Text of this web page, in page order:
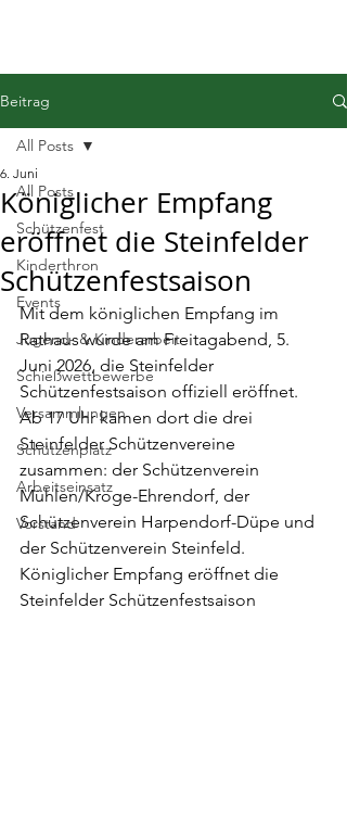
Beitrag
All Posts
Schützenfest
Kinderthron
Events
Jugend- & Kinderarbeit
Schießwettbewerbe
Versammlungen
Schützenplatz
Arbeitseinsatz
Vorstand
All Posts
Königlicher Empfang
eröffnet die Steinfelder
Schützenfestsaison
6. Juni
Mit dem königlichen Empfang im
Rathaus wurde am Freitagabend, 5.
Juni 2026, die Steinfelder
Schützenfestsaison offiziell eröffnet.
Ab 17 Uhr kamen dort die drei
Steinfelder Schützenvereine
zusammen: der Schützenverein
Mühlen/Kroge-Ehrendorf, der
Schützenverein Harpendorf-Düpe und
der Schützenverein Steinfeld.
Königlicher Empfang eröffnet die
Steinfelder Schützenfestsaison